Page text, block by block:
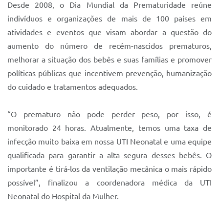
Desde 2008, o Dia Mundial da Prematuridade reúne
indivíduos e organizações de mais de 100 países em
atividades e eventos que visam abordar a questão do
aumento do número de recém-nascidos prematuros,
melhorar a situação dos bebês e suas famílias e promover
políticas públicas que incentivem prevenção, humanização
do cuidado e tratamentos adequados.
“O prematuro não pode perder peso, por isso, é
monitorado 24 horas. Atualmente, temos uma taxa de
infecção muito baixa em nossa UTI Neonatal e uma equipe
qualificada para garantir a alta segura desses bebês. O
importante é tirá-los da ventilação mecânica o mais rápido
possível”, finalizou a coordenadora médica da UTI
Neonatal do Hospital da Mulher.